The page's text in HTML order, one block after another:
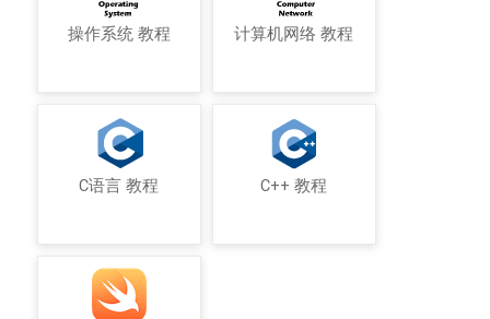
操作系统 教程 计算机网络 教程
C语言 教程 C++ 教程